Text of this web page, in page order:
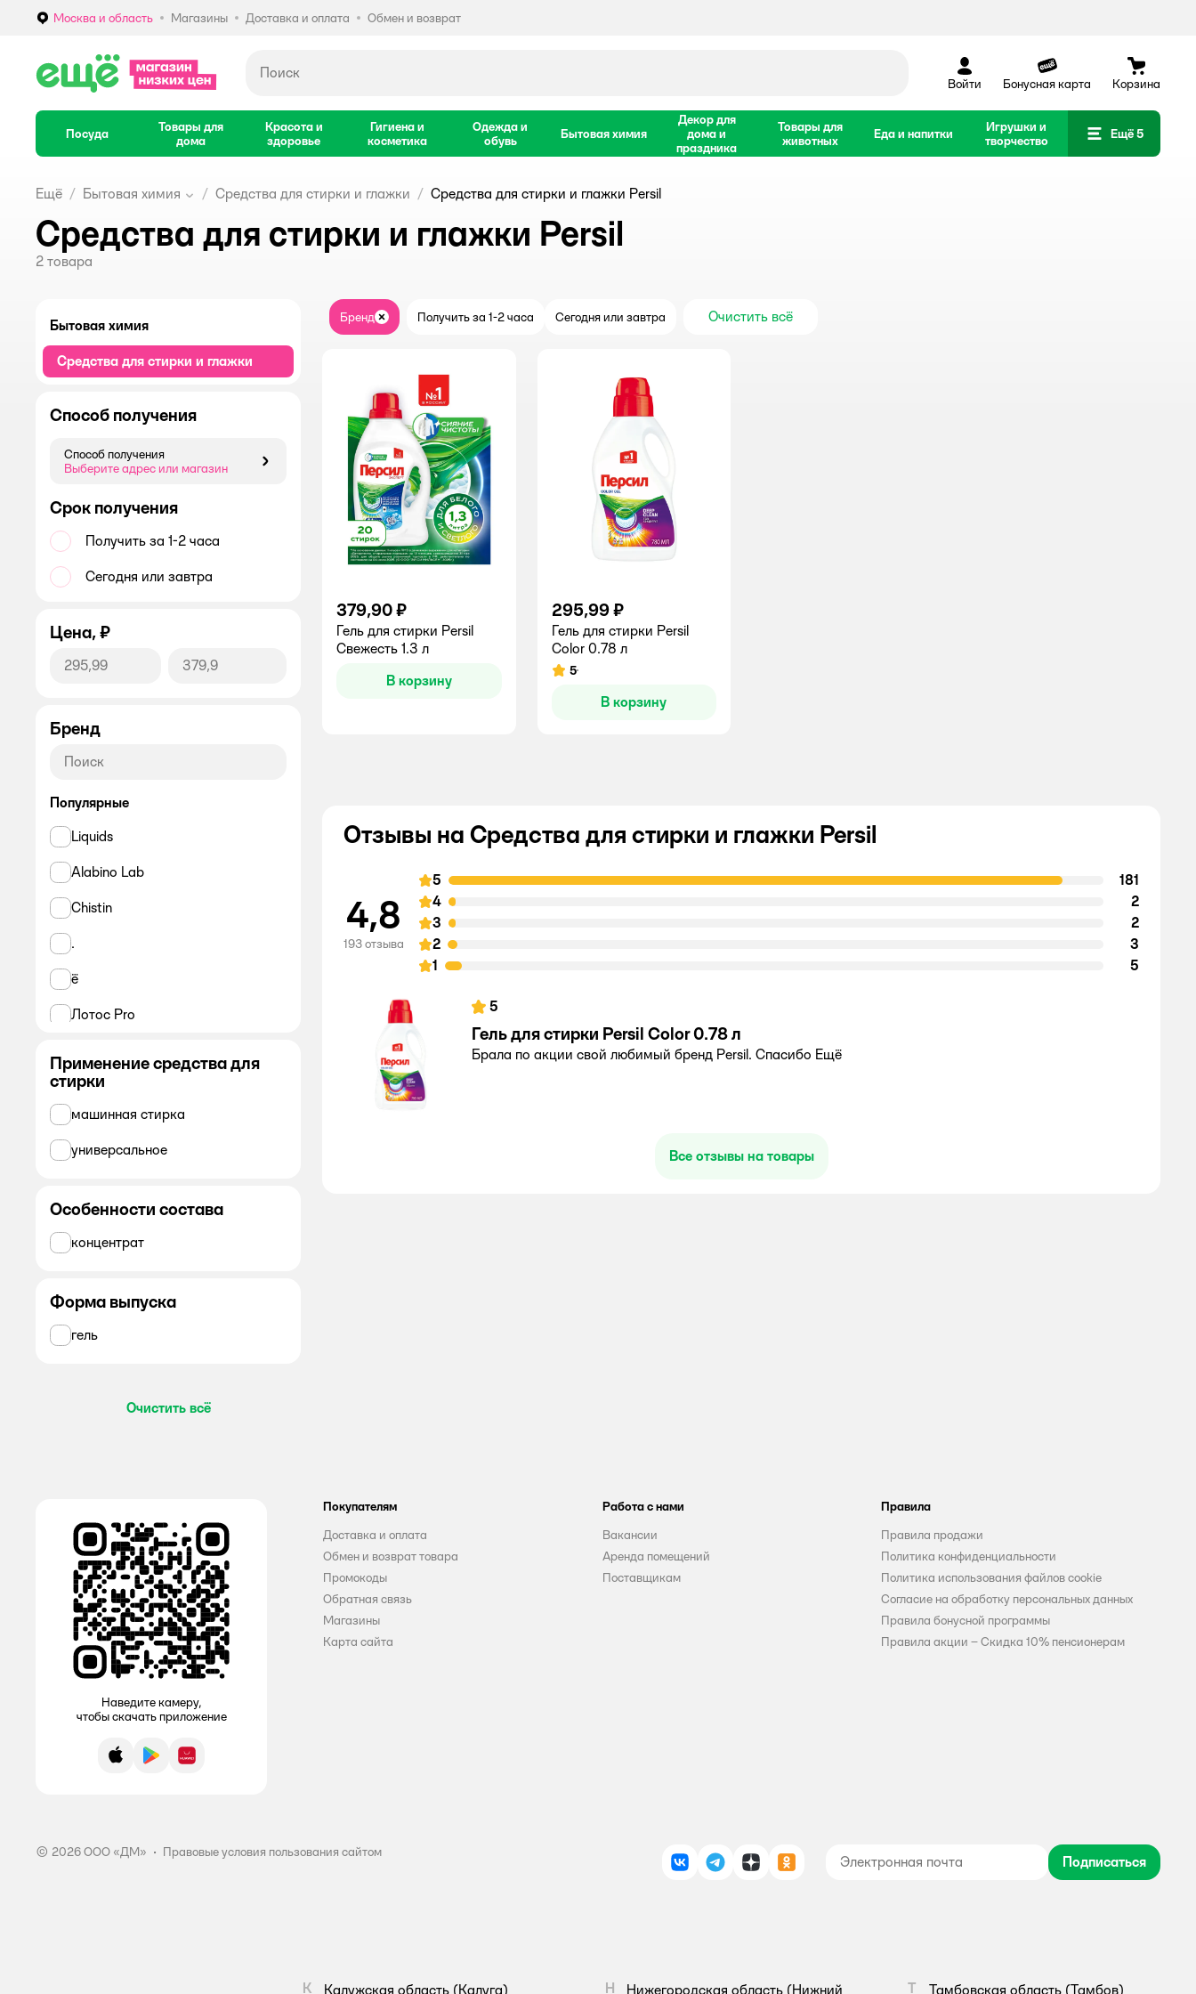
Выбор адреса доставки.
Москва и область Магазины Доставка и оплата Обмен и возврат
Войти Бонусная карта Корзина
Посуда
Товары для
дома
Красота и
здоровье
Гигиена и
косметика
Одежда и
обувь
Бытовая химия
Декор для
дома и
праздника
Товары для
животных
Еда и напитки
Игрушки и
творчество
Ещё 5
Ещё Бытовая химия Средства для стирки и глажки Средства для стирки и глажки Persil
Средства для стирки и глажки Persil
2 товара
Бренд ЗакрытьПолучить за 1-2 часа Сегодня или завтра Очистить всё
379,90 ₽
Гель для стирки Persil
Свежесть 1.3 л
В корзину
295,99 ₽
Гель для стирки Persil
Color 0.78 л
Рейтинг:
5
В корзину
Отзывы на Средства для стирки и глажки Persil
4,8
193 отзыва
5
181
4
2
3
2
2
3
1
5
5
Гель для стирки Persil Color 0.78 л
Брала по акции свой любимый бренд Persil. Спасибо Ещё
Все отзывы на товары
Бытовая химия
Средства для стирки и глажки
Способ получения
Способ получения
Выберите адрес или магазин
Способ получения
Срок получения
Получить за 1-2 часа
Сегодня или завтра
Цена, ₽
Бренд
Популярные
Liquids
Alabino Lab
Chistin
.
ё
Лотос Pro
Ласка
Ушастый нянь
ММК
Amore Care
AOS
AROMA DROP
Dosia
Dukes Home Wonders
DURU
E
Gardenica
Применение средства для
стирки
машинная стирка
универсальное
Особенности состава
концентрат
Форма выпуска
гель
Очистить всё
Наведите камеру,
чтобы скачать приложение
App StoreGoogle PlayAppGallery
Покупателям
Доставка и оплата
Обмен и возврат товара
Промокоды
Обратная связь
Магазины
Карта сайта
Работа с нами
Вакансии
Аренда помещений
Поставщикам
Правила
Правила продажи
Политика конфиденциальности
Политика использования файлов cookie
Согласие на обработку персональных данных
Правила бонусной программы
Правила акции – Скидка 10% пенсионерам
© 2026 ООО «ДМ» • Правовые условия пользования сайтом
ВКонтакте
TelegramДзен Одноклассники Подписаться
К Калужская область (Калуга) Н Нижегородская область (Нижний Т Тамбовская область (Тамбов)